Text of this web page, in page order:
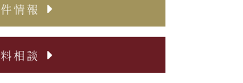
情報
相談